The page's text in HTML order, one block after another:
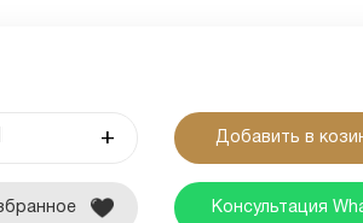
+ Добавить в
Консультация